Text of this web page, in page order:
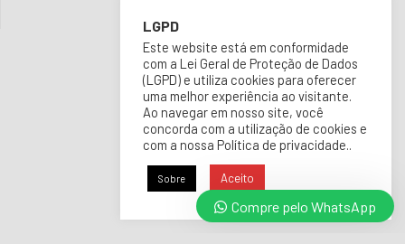
LGPD
Este website está em conformidade
com a Lei Geral de Proteção de Dados
(LGPD) e utiliza cookies para oferecer
uma melhor experiência ao visitante.
Ao navegar em nosso site, você
concorda com a utilização de cookies e
com a nossa Política de privacidade..
Sobre Aceito
Compre pelo WhatsApp